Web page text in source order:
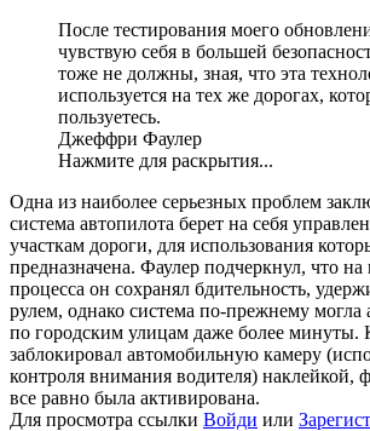
После тестирования моего
чувствую себя в большей
тоже не должны, зная, что эта
используется на тех же дорогах,
пользуетесь.
Джеффри Фаулер
Нажмите для раскрытия...
Одна из наиболее серьезных проблем
система автопилота берет на себя
участкам дороги, для использования
предназначена. Фаулер подчеркнул, что
процесса он сохранял бдительность,
рулем, однако система по-прежнему могла
по городским улицам даже более минуты.
заблокировал автомобильную камеру
контроля внимания водителя) наклейкой,
все равно была активирована.
Для просмотра ссылки Войди или